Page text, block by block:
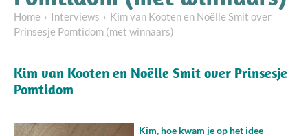
Home Interviews
Kim van Kooten en Noëlle Smit over
Prinsesje Pomtidom (met winnaars)
Kim van Kooten en Noëlle Smit over Prinsesje
Pomtidom
Kim, hoe kwam je op het idee